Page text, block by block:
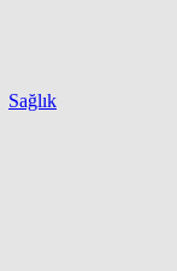
Sağlık